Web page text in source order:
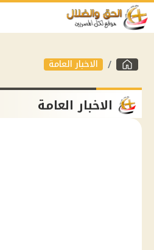
الاخبار العامة
الاخبار العامة